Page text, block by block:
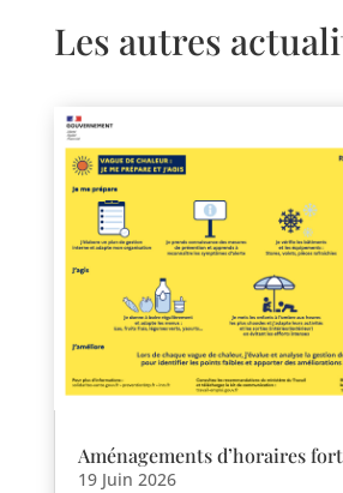
Les autres
Aménagements d’horaires
19 Juin 2026